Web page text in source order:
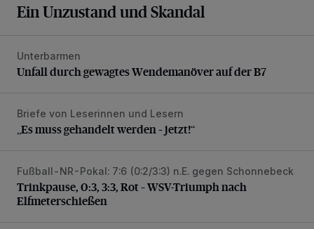
Ein Unzustand und Skandal
Unfall durch gewagtes Wendemanöver auf der B7
Unterbarmen
Unfall durch gewagtes Wendemanöver auf der B7
„Es muss gehandelt werden – jetzt!“
Briefe von Leserinnen und Lesern
„Es muss gehandelt werden – jetzt!“
Trinkpause, 0:3, 3:3, Rot – WSV-Triumph nach
Fußball-NR-Pokal: 7:6 (0:2/3:3) n.E. gegen Schonnebeck
Trinkpause, 0:3, 3:3, Rot – WSV-Triumph nach
Elfmeterschießen